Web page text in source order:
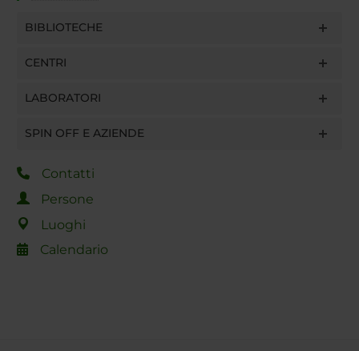
BIBLIOTECHE
CENTRI
LABORATORI
SPIN OFF E AZIENDE
Contatti
Persone
Luoghi
Calendario